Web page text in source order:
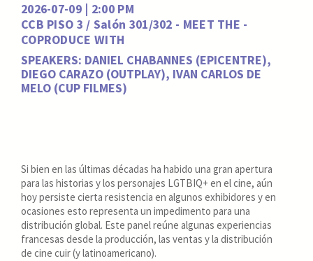
2026-07-09 | 2:00 PM
CCB PISO 3 / Salón 301/302 - MEET THE -
COPRODUCE WITH
SPEAKERS: DANIEL CHABANNES (EPICENTRE),
DIEGO CARAZO (OUTPLAY), IVAN CARLOS DE
MELO (CUP FILMES)
Si bien en las últimas décadas ha habido una gran apertura
para las historias y los personajes LGTBIQ+ en el cine, aún
hoy persiste cierta resistencia en algunos exhibidores y en
ocasiones esto representa un impedimento para una
distribución global. Este panel reúne algunas experiencias
francesas desde la producción, las ventas y la distribución
de cine cuir (y latinoamericano).